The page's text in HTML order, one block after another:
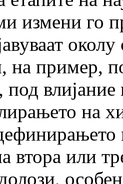
измени го
на пример,
под
на
втора или